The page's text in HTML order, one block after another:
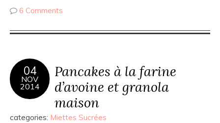
6 Comments
04
NOV
2014
Pancakes à la farine
d’avoine et granola
maison
categories: Miettes Sucrées